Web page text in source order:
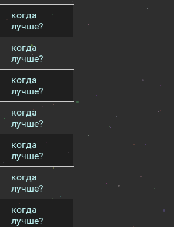
когда
лучше?
когда
лучше?
когда
лучше?
когда
лучше?
когда
лучше?
когда
лучше?
когда
лучше?